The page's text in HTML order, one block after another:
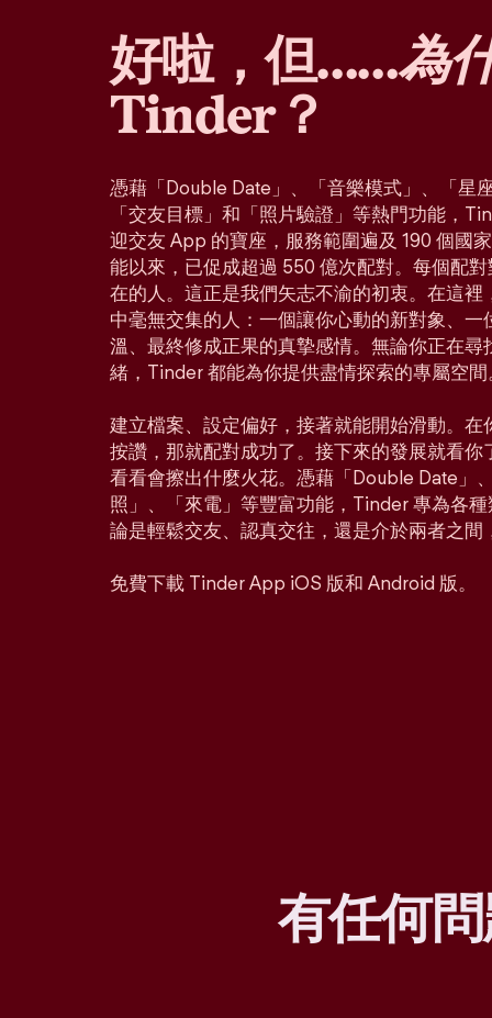
好啦，但……為
Tinder？
憑藉「Double Date」、「音樂模式」、「星
「交友目標」和「照片驗證」等熱門功能，
迎交友 App 的寶座，服務範圍遍及 190 個國
能以來，已促成超過 550 億次配對。每個配
在的人。這正是我們矢志不渝的初衷。在這
中毫無交集的人：一個讓你心動的新對象、
溫、最終修成正果的真摯感情。無論你正在
緒，Tinder 都能為你提供盡情探索的專屬空間
建立檔案、設定偏好，接著就能開始滑動。
按讚，那就配對成功了。接下來的發展就看
看看會擦出什麼火花。憑藉「Double Date」
照」、「來電」等豐富功能，Tinder 專為各
論是輕鬆交友、認真交往，還是介於兩者之間
免費下載 Tinder App iOS 版和 Android 版。
有任何